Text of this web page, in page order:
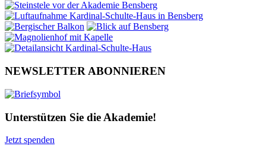
NEWSLETTER ABONNIEREN
Unterstützen Sie die Akademie!
Jetzt spenden